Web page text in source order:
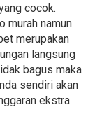
cocok.
murah namun
merupakan
langsung
bagus maka
sendiri akan
ekstra